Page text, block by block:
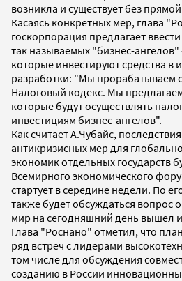
возникла и существует без
Касаясь конкретных мер, глава
госкорпорация предлагает
так называемых "бизнес-
которые инвестируют средства в
разработки: "Мы прорабатываем
Налоговый кодекс. Мы
которые будут осуществлять
инвестициям бизнес-ангелов".
Как считает А.Чубайс,
антикризисных мер для
экономик отдельных государств
Всемирного экономического
стартует в середине недели. По
также будет обсуждаться вопрос
мир на сегодняшний день вышел
Глава "Роснано" отметил, что
ряд встреч с лидерами
том числе для обсуждения
созданию в России